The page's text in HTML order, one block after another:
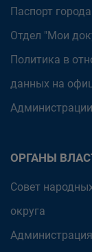
Паспорт города
Отдел "Мои
Политика в
данных на
ОРГАНЫ
Совет
округа